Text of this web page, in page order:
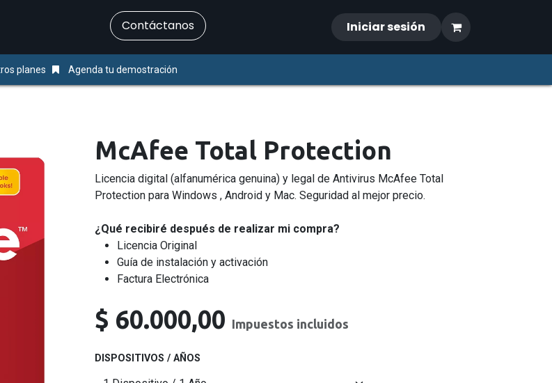
​Contáctanos Iniciar sesión
planes Agenda tu demostración
McAfee Total Protection
Licencia digital (alfanumérica genuina) y legal de Antivirus McAfee Total
Protection para Windows , Android y Mac. Seguridad al mejor precio.
¿Qué recibiré después de realizar mi compra?
Licencia Original
Guía de instalación y activación
Factura Electrónica
$ 60.000,00 Impuestos incluidos
DISPOSITIVOS / AÑOS